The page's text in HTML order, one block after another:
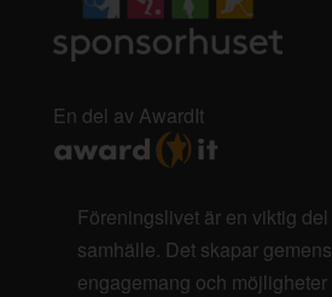
En del av AwardIt
Föreningslivet är en viktig
samhälle. Det skapar
engagemang och